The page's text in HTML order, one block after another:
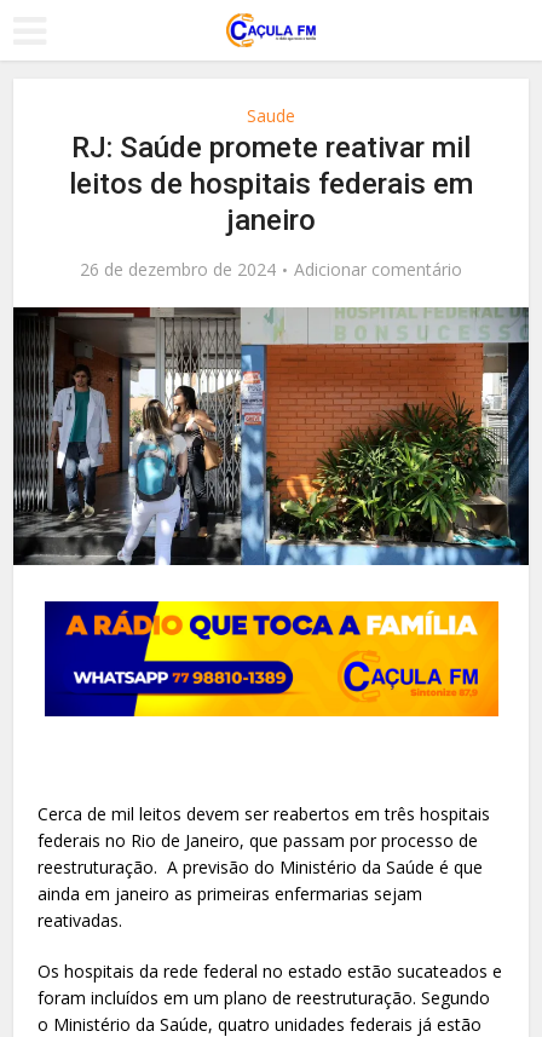
Saude
RJ: Saúde promete reativar mil
leitos de hospitais federais em
janeiro
26 de dezembro de 2024 Adicionar comentário
Cerca de mil leitos devem ser reabertos em três hospitais
federais no Rio de Janeiro, que passam por processo de
reestruturação. A previsão do Ministério da Saúde é que
ainda em janeiro as primeiras enfermarias sejam
reativadas.
Os hospitais da rede federal no estado estão sucateados e
foram incluídos em um plano de reestruturação. Segundo
o Ministério da Saúde, quatro unidades federais já estão